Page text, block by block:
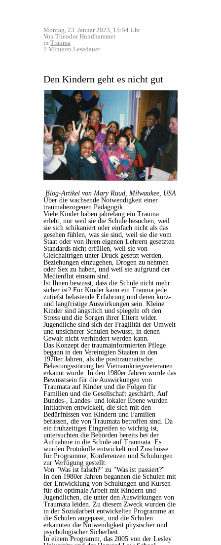
Montag, 23. Januar 2023, 15:54 Uhr
Von Theodor Hundhammer
in Trauma
7 Minuten Lesedauer
Den Kindern geht es nicht gut
Blog-Artikel von Mary Ruud, Milwaukee, USA
Über die wachsende Notwendigkeit einer
traumabezogenen Pädagogik.
Viele Kinder haben jahrelang ein Trauma
erlebt, nur weil sie die Schule besuchen, weil
sie sich schikaniert oder einfach nicht als das
gesehen fühlen, was sie sind, weil sie die vom
Staat oder von ihren eigenen Lehrern gesetzten
Standards nicht erfüllen, weil sie von
Gleichaltrigen unter Druck gesetzt werden,
Beziehungen einzugehen, Drogen zu nehmen
oder Sex zu haben, und weil sie aufgrund der
Medienflut einsam sind.
Ist Ihnen bewusst, dass die Schule nicht mehr
sicher ist? Für Kinder kann ein Trauma jede
zutiefst belastende Erfahrung und deren kurz-
und langfristige Auswirkungen sein. Kleine
Kinder sind ängstlich und spiegeln oft den
Stress und die Sorgen ihrer Eltern wider.
Jugendliche sind sich der Fragilität der Umwelt
und unsicherer Schulen bewusst, in denen
Gewalt nicht verhindert werden kann.
Das Konzept der traumainformierten Pflege
begann in den Vereinigten Staaten in den
1970er Jahren, als die posttraumatische
Belastungsstörung bei Vietnamkriegsveteranen
erkannt wurde. In den 1980er Jahren wurde das
Bewusstsein für die Auswirkungen von
Traumata auf Kinder und die Folgen für
Familien und die Gesellschaft geschärft. Auf
Bundes-, Landes- und lokaler Ebene wurden
Initiativen entwickelt, die sich mit den
Bedürfnissen von Kindern und Familien
befassen, die von Traumata betroffen sind. Da
ein frühzeitiges Eingreifen so wichtig ist,
untersuchten die Behörden bereits bei der
Aufnahme in die Schule auf Traumata. Es
wurden Protokolle entwickelt und Zuschüsse
für Programme, Konferenzen und Schulungen
zur Verfügung gestellt.
Von "Was ist falsch?" zu "Was ist passiert?"
In den 1980er Jahren begannen die Schulen mit
der Entwicklung von Schulungen und Kursen
für die optimale Arbeit mit Kindern und
Jugendlichen, die unter den Auswirkungen von
Traumata leiden. Zu diesem Zweck wurden die
in der Sozialarbeit entwickelten Programme an
die Schulen angepasst, und die Schulen
erkannten die Notwendigkeit physischer und
psychologischer Sicherheit.
In einem Programm, das 2005 von der Lesley